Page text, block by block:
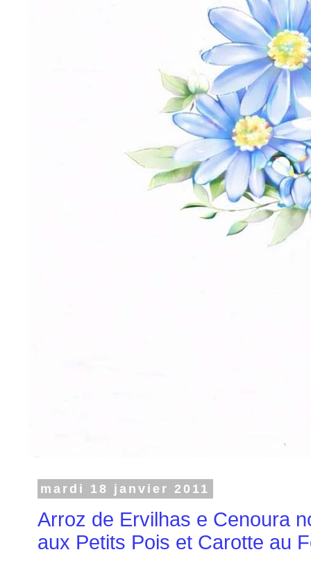
mardi 18 janvier 2011
Arroz de Ervilhas e Cenoura
aux Petits Pois et Carotte au